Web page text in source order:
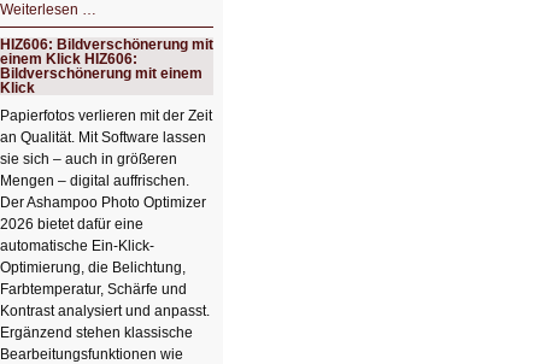
Weiterlesen …
Schicker
kompakter
Rechenturbo
HIZ606: Bildverschönerung mit
einem Klick HIZ606:
Bildverschönerung mit einem
Klick
Papierfotos verlieren mit der Zeit
an Qualität. Mit Software lassen
sie sich – auch in größeren
Mengen – digital auffrischen.
Der Ashampoo Photo Optimizer
2026 bietet dafür eine
automatische Ein-Klick-
Optimierung, die Belichtung,
Farbtemperatur, Schärfe und
Kontrast analysiert und anpasst.
Ergänzend stehen klassische
Bearbeitungsfunktionen wie